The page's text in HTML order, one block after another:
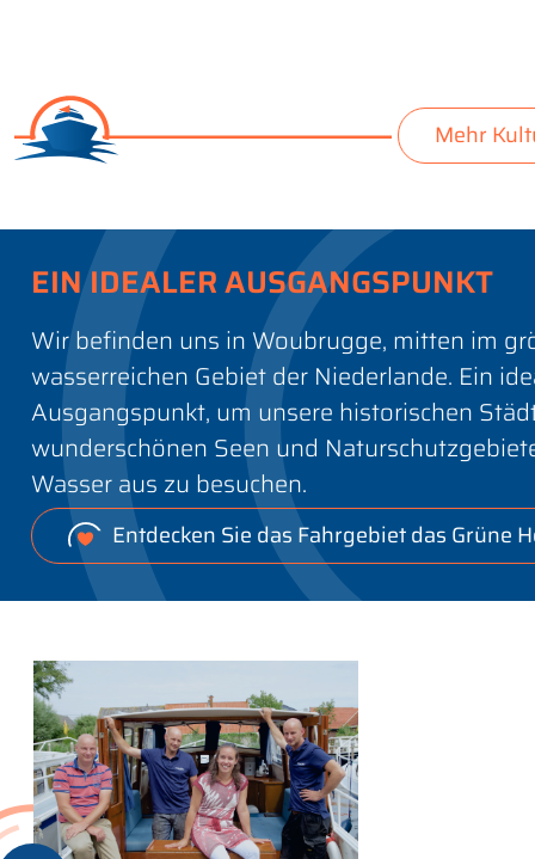
Mehr
EIN IDEALER AUSGANGSPUNKT
Wir befinden uns in Woubrugge, mitten im
wasserreichen Gebiet der Niederlande. Ein
Ausgangspunkt, um unsere historischen
wunderschönen Seen und
Wasser aus zu besuchen.
Entdecken Sie das Fahrgebiet das Grüne